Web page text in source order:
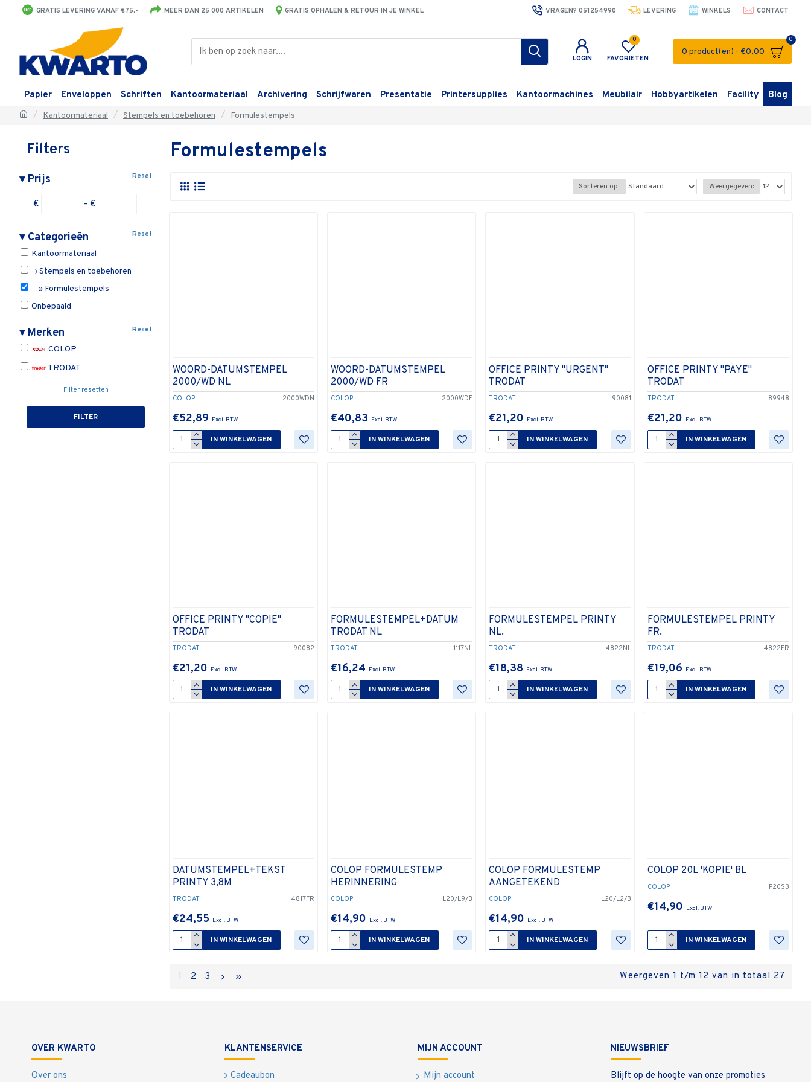
GRATIS LEVERING VANAF €75,- MEER DAN 25 000 ARTIKELEN GRATIS OPHALEN & RETOUR IN JE WINKEL VRAGEN? 051254990 LEVERING WINKELS CONTACT
LOGIN FAVORIETEN
0
0 product(en) - €0,00
0
Papier Enveloppen Schriften Kantoormateriaal Archivering Schrijfwaren Presentatie Printersupplies Kantoormachines Meubilair Hobbyartikelen Facility Blog
Kantoormateriaal Stempels en toebehoren Formulestempels
Filters
▾Prijs Reset
€ - €
▾Categorieën Reset
Kantoormateriaal
› Stempels en toebehoren
» Formulestempels
Onbepaald
▾Merken Reset
COLOP
TRODAT
Filter resetten
FILTER
Formulestempels
Sorteren op: Weergegeven:
COLOP 2000WDN
WOORD-DATUMSTEMPEL
2000/WD NL
€52,89
IN WINKELWAGEN
COLOP 2000WDF
WOORD-DATUMSTEMPEL
2000/WD FR
€40,83
IN WINKELWAGEN
TRODAT 90081
OFFICE PRINTY "URGENT"
TRODAT
€21,20
IN WINKELWAGEN
TRODAT 89948
OFFICE PRINTY "PAYE"
TRODAT
€21,20
IN WINKELWAGEN
TRODAT 90082
OFFICE PRINTY "COPIE"
TRODAT
€21,20
IN WINKELWAGEN
TRODAT 1117NL
FORMULESTEMPEL+DATUM
TRODAT NL
€16,24
IN WINKELWAGEN
TRODAT 4822NL
FORMULESTEMPEL PRINTY
NL.
€18,38
IN WINKELWAGEN
TRODAT 4822FR
FORMULESTEMPEL PRINTY
FR.
€19,06
IN WINKELWAGEN
TRODAT 4817FR
DATUMSTEMPEL+TEKST
PRINTY 3,8M
€24,55
IN WINKELWAGEN
COLOP L20/L9/B
COLOP FORMULESTEMP
HERINNERING
€14,90
IN WINKELWAGEN
COLOP L20/L2/B
COLOP FORMULESTEMP
AANGETEKEND
€14,90
IN WINKELWAGEN
COLOP P20S3
COLOP 20L 'KOPIE' BL
€14,90
IN WINKELWAGEN
1 2 3 Weergeven 1 t/m 12 van in totaal 27
OVER KWARTO
Over ons
KLANTENSERVICE
Cadeaubon
MIJN ACCOUNT
Mijn account
NIEUWSBRIEF
Blijft op de hoogte van onze promoties